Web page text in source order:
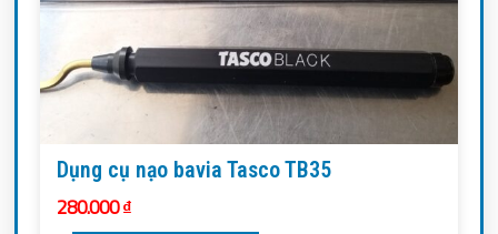
Dụng cụ nạo bavia Tasco TB35
280.000₫